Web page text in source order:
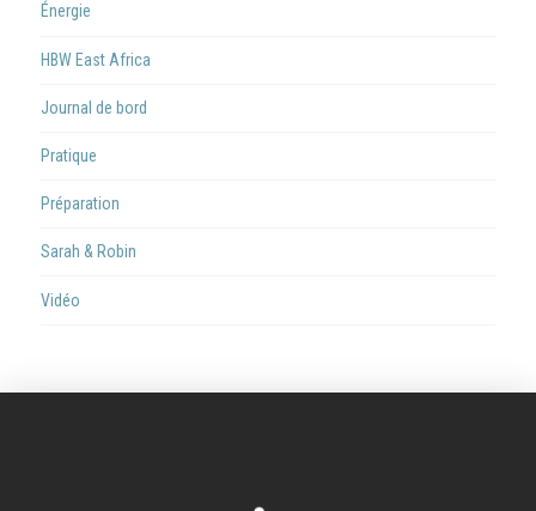
Énergie
HBW East Africa
Journal de bord
Pratique
Préparation
Sarah & Robin
Vidéo